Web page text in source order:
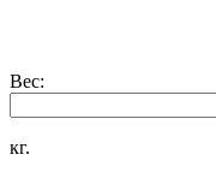
Вес:
кг.